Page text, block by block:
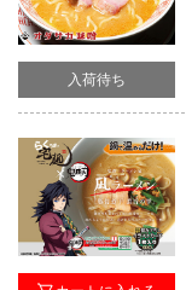
入荷待ち